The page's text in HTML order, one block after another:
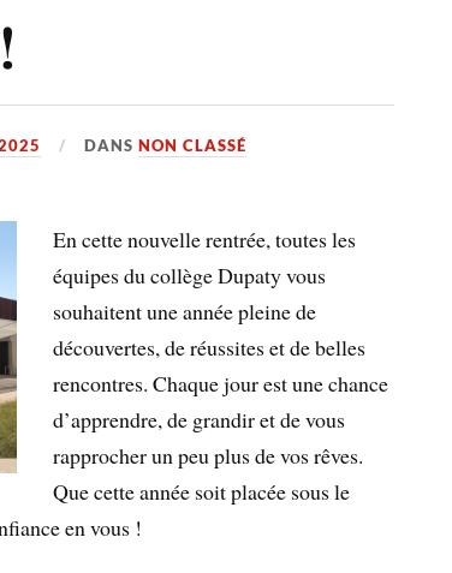
DANSNON CLASSÉ
En cette nouvelle rentrée, toutes les
équipes du collège Dupaty vous
souhaitent une année pleine de
découvertes, de réussites et de belles
rencontres. Chaque jour est une chance
d’apprendre, de grandir et de vous
rapprocher un peu plus de vos rêves.
Que cette année soit placée sous le
en vous !